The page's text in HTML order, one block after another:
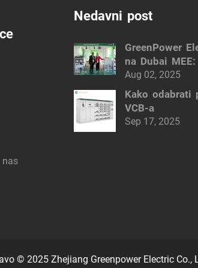
nas
Nedavni post
GreenPower
na Dubai
rješenja
Aug 02, 2025
Kako odabrati
VCB-a
Sep 17, 2025
© 2025 Zhejiang Greenpower Electric Co.,